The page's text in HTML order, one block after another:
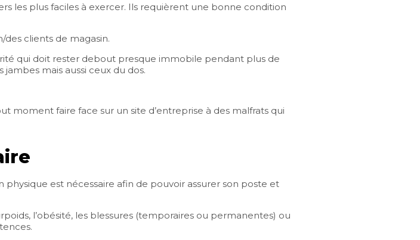
les plus faciles à exercer. Ils requièrent une bonne condition
des clients de magasin.
qui doit rester debout presque immobile pendant plus de
mais aussi ceux du dos.
moment faire face sur un site d’entreprise à des malfrats qui
physique est nécessaire afin de pouvoir assurer son poste et
l’obésité, les blessures (temporaires ou permanentes) ou